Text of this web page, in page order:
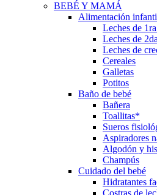
BEBÉ Y MAMÁ
Alimentación
Leches de
Leches de
Leches de
Cereales
Galletas
Potitos
Baño de bebé
Bañera
Toallitas*
Sueros
Aspiradores
Algodón y
Champús
Cuidado del bebé
Hidratantes
Costras de